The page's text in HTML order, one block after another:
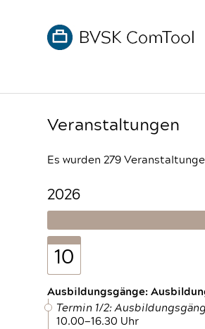
Veranstaltungen
Es wurden 279
2026
10
Ausbildungsgänge:
Termin 1/2:
10.00—16.30 Uhr